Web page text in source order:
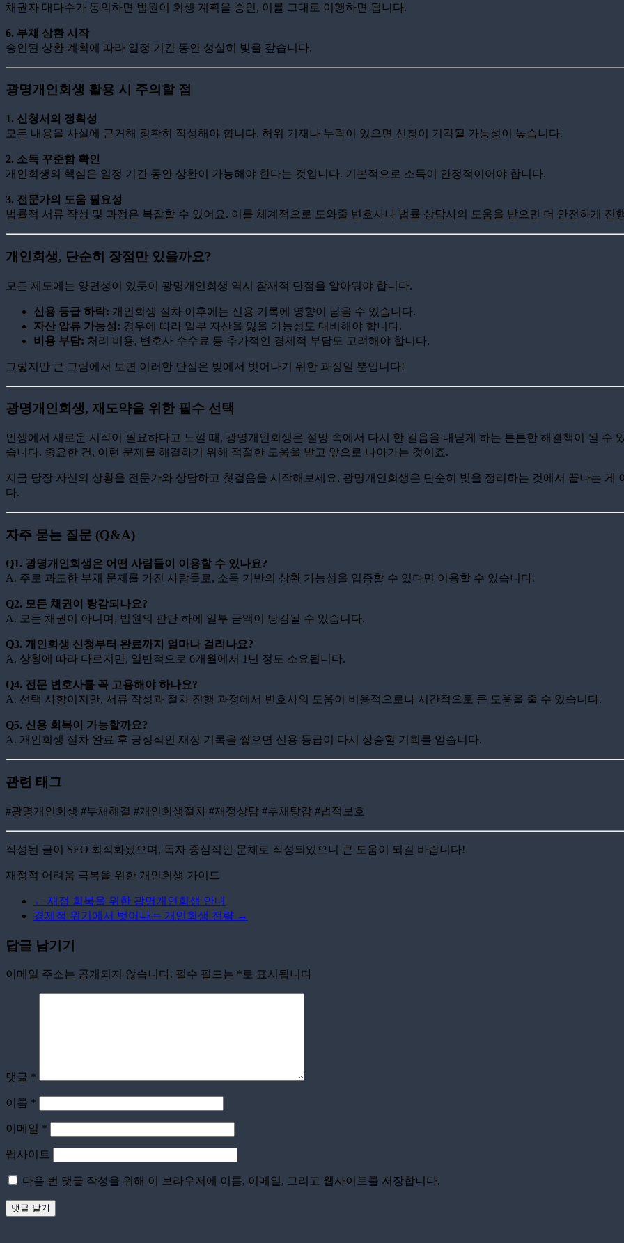
채권자 대다수가 동의하면 법원이 회생 계획을 승인, 이를 그대로 이행하면 됩니다.
6. 부채 상환 시작
승인된 상환 계획에 따라 일정 기간 동안 성실히 빚을 갚습니다.
광명개인회생 활용 시 주의할 점
1. 신청서의 정확성
모든 내용을 사실에 근거해 정확히 작성해야 합니다. 허위 기재나 누락이 있으면 신청이 기각될 가능성이 높습니다.
2. 소득 꾸준함 확인
개인회생의 핵심은 일정 기간 동안 상환이 가능해야 한다는 것입니다. 기본적으로 소득이 안정적이어야 합니다.
3. 전문가의 도움 필요성
법률적 서류 작성 및 과정은 복잡할 수 있어요. 이를 체계적으로 도와줄 변호사나 법률 상담사의 도움을 받으면 더 안전하게 진
개인회생, 단순히 장점만 있을까요?
모든 제도에는 양면성이 있듯이 광명개인회생 역시 잠재적 단점을 알아둬야 합니다.
신용 등급 하락: 개인회생 절차 이후에는 신용 기록에 영향이 남을 수 있습니다.
자산 압류 가능성: 경우에 따라 일부 자산을 잃을 가능성도 대비해야 합니다.
비용 부담: 처리 비용, 변호사 수수료 등 추가적인 경제적 부담도 고려해야 합니다.
그렇지만 큰 그림에서 보면 이러한 단점은 빚에서 벗어나기 위한 과정일 뿐입니다!
광명개인회생, 재도약을 위한 필수 선택
인생에서 새로운 시작이 필요하다고 느낄 때, 광명개인회생은 절망 속에서 다시 한 걸음을 내딛게 하는 튼튼한 해결책이 될 수
습니다. 중요한 건, 이런 문제를 해결하기 위해 적절한 도움을 받고 앞으로 나아가는 것이죠.
지금 당장 자신의 상황을 전문가와 상담하고 첫걸음을 시작해보세요. 광명개인회생은 단순히 빚을 정리하는 것에서 끝나는 게
다.
자주 묻는 질문 (Q&A)
Q1. 광명개인회생은 어떤 사람들이 이용할 수 있나요?
A. 주로 과도한 부채 문제를 가진 사람들로, 소득 기반의 상환 가능성을 입증할 수 있다면 이용할 수 있습니다.
Q2. 모든 채권이 탕감되나요?
A. 모든 채권이 아니며, 법원의 판단 하에 일부 금액이 탕감될 수 있습니다.
Q3. 개인회생 신청부터 완료까지 얼마나 걸리나요?
A. 상황에 따라 다르지만, 일반적으로 6개월에서 1년 정도 소요됩니다.
Q4. 전문 변호사를 꼭 고용해야 하나요?
A. 선택 사항이지만, 서류 작성과 절차 진행 과정에서 변호사의 도움이 비용적으로나 시간적으로 큰 도움을 줄 수 있습니다.
Q5. 신용 회복이 가능할까요?
A. 개인회생 절차 완료 후 긍정적인 재정 기록을 쌓으면 신용 등급이 다시 상승할 기회를 얻습니다.
관련 태그
#광명개인회생 #부채해결 #개인회생절차 #재정상담 #부채탕감 #법적보호
작성된 글이 SEO 최적화됐으며, 독자 중심적인 문체로 작성되었으니 큰 도움이 되길 바랍니다!
재정적 어려움 극복을 위한 개인회생 가이드
← 재정 회복을 위한 광명개인회생 안내
경제적 위기에서 벗어나는 개인회생 전략 →
답글 남기기
이메일 주소는 공개되지 않습니다. 필수 필드는 * 로 표시됩니다
댓글 *
이름 *
이메일 *
웹사이트
다음 번 댓글 작성을 위해 이 브라우저에 이름, 이메일, 그리고 웹사이트를 저장합니다.